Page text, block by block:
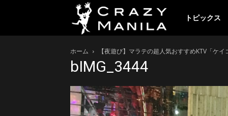
レ
イ
トピックス
ホーム 【夜遊び】マラテの超人気おすすめKTV「ケ
bIMG_3444